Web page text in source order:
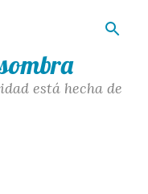
está hecha de